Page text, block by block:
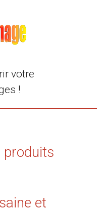
votre
!
produits
et